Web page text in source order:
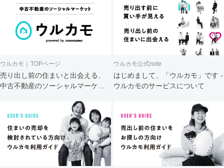
ウルカモ｜TOPページ
売り出し前の住まいと出会える、
中古不動産のソーシャルマーケッ
ウルカモ公式note
はじめまして、「ウルカモ」です -
ウルカモのサービスについて